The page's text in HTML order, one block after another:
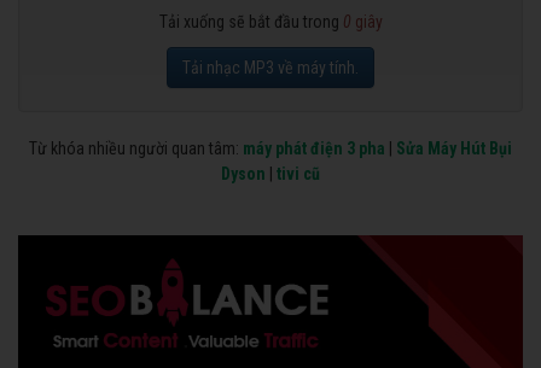
Tải xuống sẽ bắt đầu trong 0 giây
Tải nhạc MP3 về máy tính.
Từ khóa nhiều người quan tâm: máy phát điện 3 pha
Sửa Máy Hút Bụi
Dyson
tivi cũ